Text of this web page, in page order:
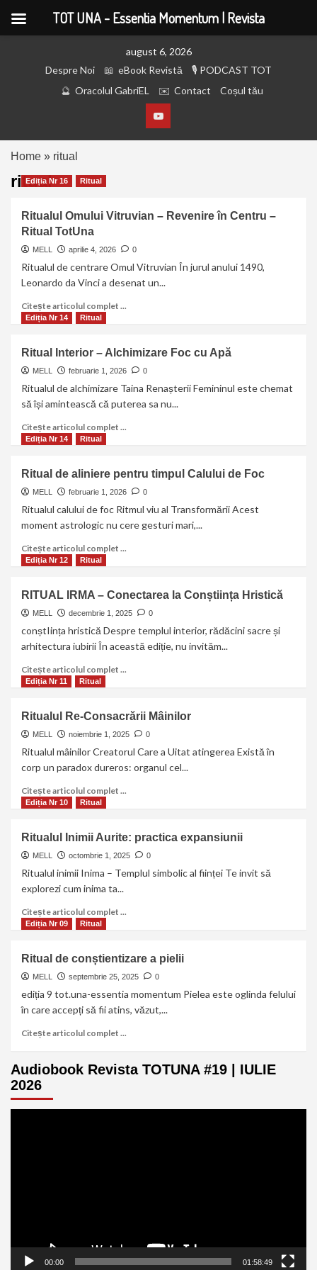
august 6, 2026
Despre Noi
eBook Revistă
PODCAST TOT
Oracolul GabriEL
Contact Coșul tău
Home » ritual
ritual
Ediția Nr 16 Ritual
Ritualul Omului Vitruvian – Revenire în Centru –
Ritual TotUna
MELL aprilie 4, 2026 0
Ritualul de centrare Omul Vitruvian În jurul anului 1490,
Leonardo da Vinci a desenat un...
Citește articolul complet ...
Ediția Nr 14 Ritual
Ritual Interior – Alchimizare Foc cu Apă
MELL februarie 1, 2026 0
Ritualul de alchimizare Taina Renașterii Femininul este chemat
să își amintească că puterea sa nu...
Citește articolul complet ...
Ediția Nr 14 Ritual
Ritual de aliniere pentru timpul Calului de Foc
MELL februarie 1, 2026 0
Ritualul calului de foc Ritmul viu al Transformării Acest
moment astrologic nu cere gesturi mari,...
Citește articolul complet ...
Ediția Nr 12 Ritual
RITUAL IRMA – Conectarea la Conștiința Hristică
MELL decembrie 1, 2025 0
conștIința hristică Despre templul interior, rădăcini sacre și
arhitectura iubirii În această ediție, nu invităm...
Citește articolul complet ...
Ediția Nr 11 Ritual
Ritualul Re-Consacrării Mâinilor
MELL noiembrie 1, 2025 0
Ritualul mâinilor Creatorul Care a Uitat atingerea Există în
corp un paradox dureros: organul cel...
Citește articolul complet ...
Ediția Nr 10 Ritual
Ritualul Inimii Aurite: practica expansiunii
MELL octombrie 1, 2025 0
Ritualul inimii Inima – Templul simbolic al ființei Te invit să
explorezi cum inima ta...
Citește articolul complet ...
Ediția Nr 09 Ritual
Ritual de conștientizare a pielii
MELL septembrie 25, 2025 0
ediția 9 tot.una-essentia momentum Pielea este oglinda felului
în care accepți să fii atins, văzut,...
Citește articolul complet ...
Audiobook Revista TOTUNA #19 | IULIE
2026
00:00
01:58:49
TOT UNA - Essentia Momentum | Revista